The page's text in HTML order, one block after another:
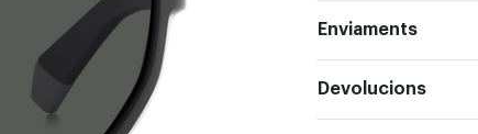
Enviaments
Devolucions